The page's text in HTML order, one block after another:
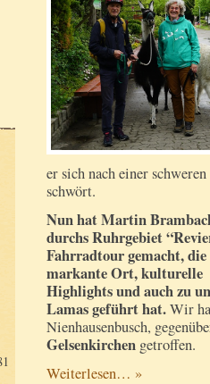
er sich nach einer
schwört.
Nun hat Martin
durchs Ruhrgebiet
Fahrradtour gemacht,
markante Ort, kulturelle
Highlights und auch zu
Lamas geführt hat.Wir
Nienhausenbusch,
Gelsenkirchen getroffen.
Weiterlesen… »